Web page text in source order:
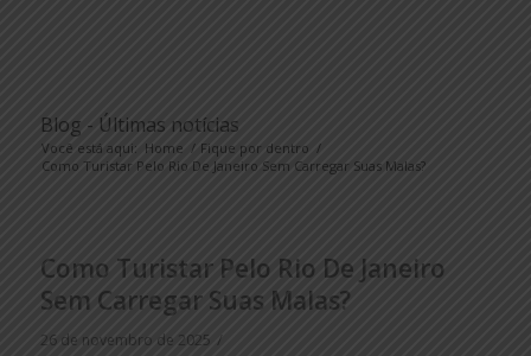
Blog - Últimas notícias
Você está aqui: Home / Fique por dentro /
Como Turistar Pelo Rio De Janeiro Sem Carregar Suas Malas?
Como Turistar Pelo Rio De Janeiro
Sem Carregar Suas Malas?
26 de novembro de 2025 /